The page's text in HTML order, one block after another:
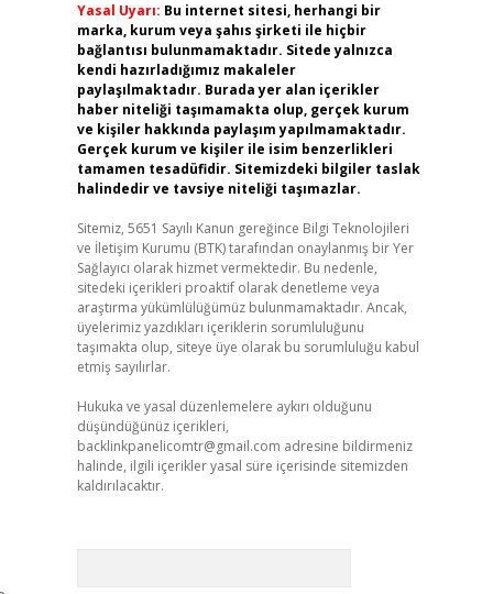
Yasal Uyarı: Bu internet sitesi, herhangi bir
marka, kurum veya şahıs şirketi ile hiçbir
bağlantısı bulunmamaktadır. Sitede yalnızca
kendi hazırladığımız makaleler
paylaşılmaktadır. Burada yer alan içerikler
haber niteliği taşımamakta olup, gerçek kurum
ve kişiler hakkında paylaşım yapılmamaktadır.
Gerçek kurum ve kişiler ile isim benzerlikleri
tamamen tesadüfidir. Sitemizdeki bilgiler taslak
halindedir ve tavsiye niteliği taşımazlar.
Sitemiz, 5651 Sayılı Kanun gereğince Bilgi Teknolojileri
ve İletişim Kurumu (BTK) tarafından onaylanmış bir Yer
Sağlayıcı olarak hizmet vermektedir. Bu nedenle,
sitedeki içerikleri proaktif olarak denetleme veya
araştırma yükümlülüğümüz bulunmamaktadır. Ancak,
üyelerimiz yazdıkları içeriklerin sorumluluğunu
taşımakta olup, siteye üye olarak bu sorumluluğu kabul
etmiş sayılırlar.
Hukuka ve yasal düzenlemelere aykırı olduğunu
düşündüğünüz içerikleri,
backlinkpanelicomtr@gmail.com adresine bildirmeniz
halinde, ilgili içerikler yasal süre içerisinde sitemizden
kaldırılacaktır.